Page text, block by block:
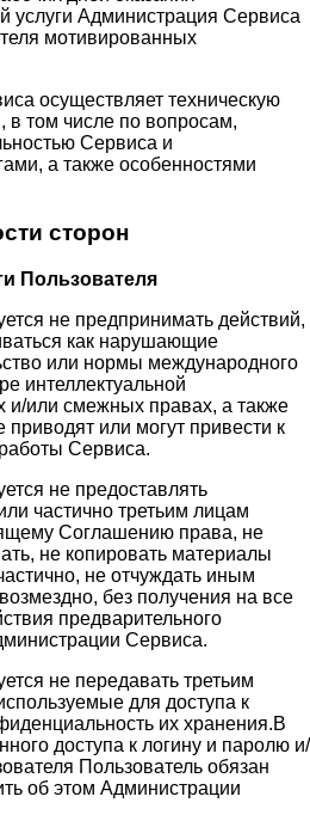
услуги Администрация Сервиса
мотивированных
осуществляет техническую
в том числе по вопросам,
Сервиса и
а также особенностями
сторон
Пользователя
не предпринимать действий,
как нарушающие
или нормы международного
интеллектуальной
и/или смежных правах, а также
или могут привести к
Сервиса.
не предоставлять
частично третьим лицам
Соглашению права, не
не копировать материалы
не отчуждать иным
без получения на все
предварительного
Сервиса.
не передавать третьим
для доступа к
их хранения.В
доступа к логину и паролю и/
Пользователь обязан
об этом Администрации